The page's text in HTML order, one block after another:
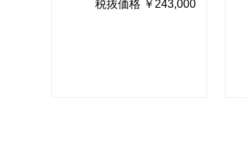
税抜価格 ￥243,000